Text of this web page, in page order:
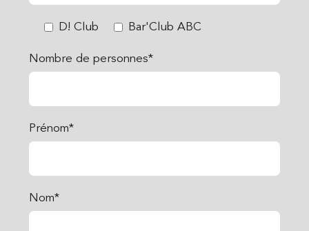
D! Club Bar'Club ABC
Nombre de personnes*
Prénom*
Nom*